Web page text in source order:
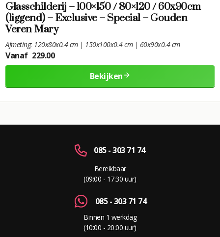
Glasschilderij – 100×150 / 80×120 / 60x90cm
(liggend) – Exclusive – Special – Gouden
Veren Mary
Afmeting: 120x80x0.4 cm | 150x100x0.4 cm | 60x90x0.4 cm
Vanaf 229.00
Bekijken
085 - 303 71 74
Bereikbaar
(09:00 - 17:30 uur)
085 - 303 71 74
Binnen 1 werkdag
(10:00 - 20:00 uur)